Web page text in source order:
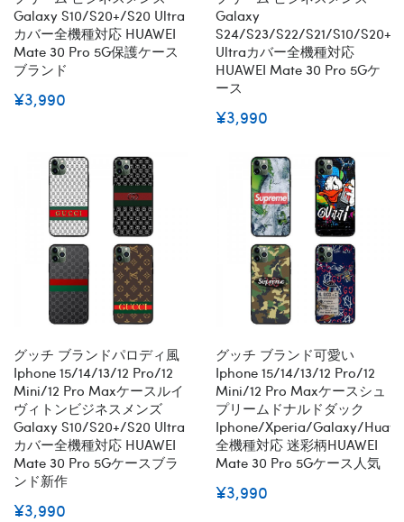
Galaxy S10/s20+/s20 Ultra
カバー全機種対応 HUAWEI
Mate 30 Pro 5G保護ケース
ブランド
¥3,990
Galaxy
S24/s23/s22/s21/s10/s20+/
Ultraカバー全機種対応
HUAWEI Mate 30 Pro 5Gケ
ース
¥3,990
グッチ ブランドパロディ風
Iphone 15/14/13/12 Pro/12
Mini/12 Pro Maxケースルイ
ヴィトンビジネスメンズ
Galaxy S10/s20+/s20 Ultra
カバー全機種対応 HUAWEI
Mate 30 Pro 5Gケースブラ
ンド新作
¥3,990
グッチ ブランド可愛い
Iphone 15/14/13/12 Pro/12
Mini/12 Pro Maxケースシュ
プリームドナルドダック
Iphone/xperia/galaxy/
全機種対応 迷彩柄HUAWEI
Mate 30 Pro 5Gケース人気
¥3,990